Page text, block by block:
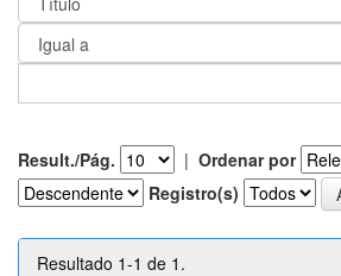
Result./Pág. | Ordenar por
Registro(s)
Resultado 1-1 de 1.